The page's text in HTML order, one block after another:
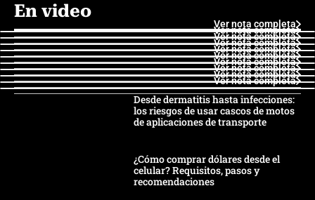
En video
Ver nota completa
Ver nota completa
Ver nota completa
Ver nota completa
Ver nota completa
Ver nota completa
Ver nota completa
Ver nota completa
Ver nota completa
Ver nota completa
Desde dermatitis hasta infecciones:
los riesgos de usar cascos de motos
de aplicaciones de transporte
¿Cómo comprar dólares desde el
celular? Requisitos, pasos y
recomendaciones